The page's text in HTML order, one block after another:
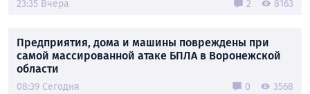
23:35 Вчера 2 8163
Предприятия, дома и машины повреждены при
самой массированной атаке БПЛА в Воронежской
области
08:39 Сегодня 0 3568